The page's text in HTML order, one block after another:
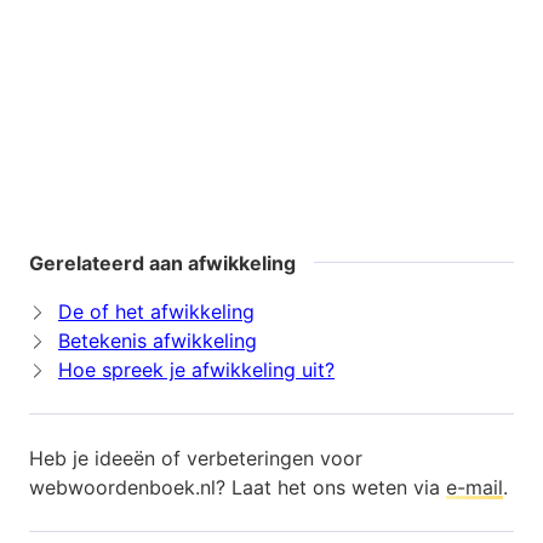
Gerelateerd aan afwikkeling
De of het afwikkeling
Betekenis afwikkeling
Hoe spreek je afwikkeling uit?
Heb je ideeën of verbeteringen voor
webwoordenboek.nl? Laat het ons weten via e-mail.